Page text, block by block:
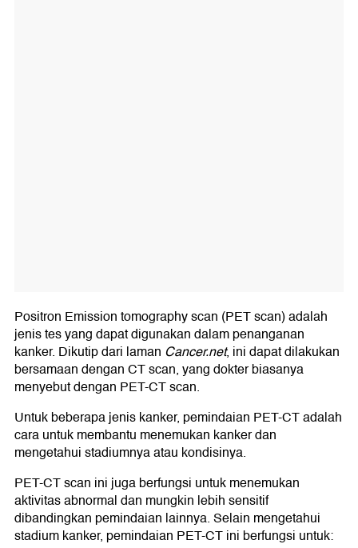
Positron Emission tomography scan (PET scan) adalah
jenis tes yang dapat digunakan dalam penanganan
kanker. Dikutip dari laman Cancer.net, ini dapat dilakukan
bersamaan dengan CT scan, yang dokter biasanya
menyebut dengan PET-CT scan.
Untuk beberapa jenis kanker, pemindaian PET-CT adalah
cara untuk membantu menemukan kanker dan
mengetahui stadiumnya atau kondisinya.
PET-CT scan ini juga berfungsi untuk menemukan
aktivitas abnormal dan mungkin lebih sensitif
dibandingkan pemindaian lainnya. Selain mengetahui
stadium kanker, pemindaian PET-CT ini berfungsi untuk: